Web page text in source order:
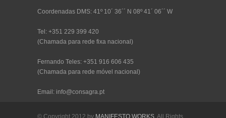
Coordenadas DMS: 41º 10´ 36´´ N 08º 41´ 06´´ W
Tel: +351 229 399 420
(Chamada para rede fixa nacional)
Fernando Teles: +351 916 606 435
(Chamada para rede móvel nacional)
Email: info@consagra.pt
© Copyright 2012 by MANIFESTO WORKS . All Rights